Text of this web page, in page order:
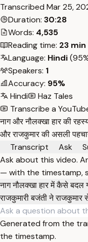
Transcribed Mar 25,
Duration: 30:28
Words: 4,535
Reading time: 23 min
Language: Hindi
Speakers: 1
Accuracy: 95%
Hindi
Haz Tales
Transcribe a
नाग और नौलक्खा हार की
और राजकुमार की असली
Transcript
Ask
Ask about this video.
— with the timestamp,
नाग नौलक्खा हार में कैसे बदल
राजकुमारी बजंती ने राजकुमार
Generated from the
the timestamp.